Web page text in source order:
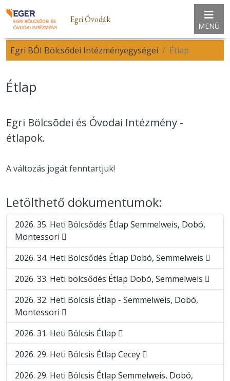
Egri Óvodák
MENÜ
Egri BÓI Bölcsődei Intézményegységei Étlap
Étlap
Egri Bölcsõdei és Óvodai Intézmény -
étlapok.
A változás jogát fenntartjuk!
Letölthető dokumentumok:
2026. 35. Heti Bölcsődés Étlap Semmelweis, Dobó,
Montessori
2026. 34. Heti Bölcsődés Étlap Dobó, Semmelweis
2026. 33. Heti bölcsődés Étlap Dobó, Semmelweis
2026. 32. Heti Bölcsis Étlap - Semmelweis, Dobó,
Montessori
2026. 31. Heti Bölcsis Étlap
2026. 29. Heti Bölcsis Étlap Cecey
2026. 29. Heti Bölcsis Étlap Semmelweis, Dobó,